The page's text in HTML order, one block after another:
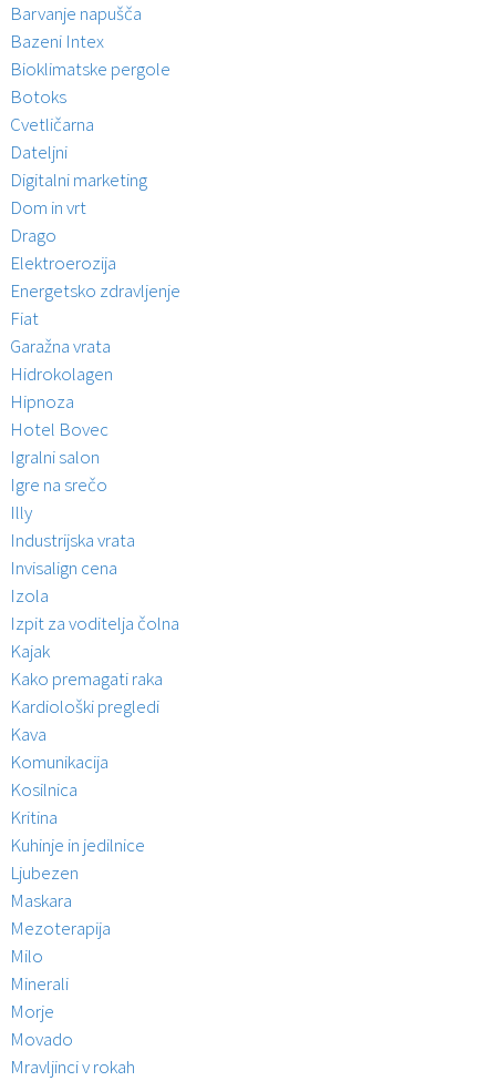
Barvanje napušča
Bazeni Intex
Bioklimatske pergole
Botoks
Cvetličarna
Dateljni
Digitalni marketing
Dom in vrt
Drago
Elektroerozija
Energetsko zdravljenje
Fiat
Garažna vrata
Hidrokolagen
Hipnoza
Hotel Bovec
Igralni salon
Igre na srečo
Illy
Industrijska vrata
Invisalign cena
Izola
Izpit za voditelja čolna
Kajak
Kako premagati raka
Kardiološki pregledi
Kava
Komunikacija
Kosilnica
Kritina
Kuhinje in jedilnice
Ljubezen
Maskara
Mezoterapija
Milo
Minerali
Morje
Movado
Mravljinci v rokah